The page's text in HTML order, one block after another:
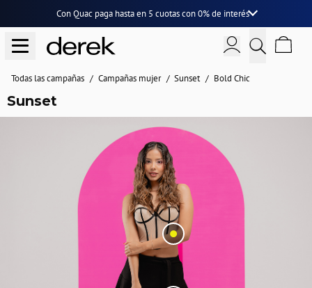
Con Quac paga hasta en 5 cuotascon0% de interés
Todas las campañas Campañas mujer Sunset Bold Chic
Sunset